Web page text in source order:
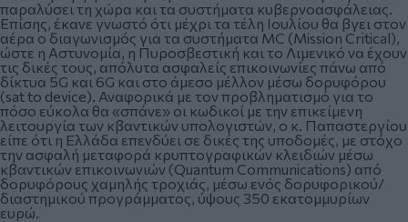
παραλύσει τη χώρα και τα συστήματα κυβερνοασφάλειας.
Επίσης, έκανε γνωστό ότι μέχρι τα τέλη Ιουλίου θα βγει στον
αέρα ο διαγωνισμός για τα συστήματα MC (Mission Critical),
ώστε η Αστυνομία, η Πυροσβεστική και το Λιμενικό να έχουν
τις δικές τους, απόλυτα ασφαλείς επικοινωνίες πάνω από
δίκτυα 5G και 6G και στο άμεσο μέλλον μέσω δορυφόρου
(sat to device). Αναφορικά με τον προβληματισμό για το
πόσο εύκολα θα «σπάνε» οι κωδικοί με την επικείμενη
λειτουργία των κβαντικών υπολογιστών, ο κ. Παπαστεργίου
είπε ότι η Ελλάδα επενδύει σε δικές της υποδομές, με στόχο
την ασφαλή μεταφορά κρυπτογραφικών κλειδιών μέσω
κβαντικών επικοινωνιών (Quantum Communications) από
δορυφόρους χαμηλής τροχιάς, μέσω ενός δορυφορικού/
διαστημικού προγράμματος, ύψους 350 εκατομμυρίων
ευρώ.